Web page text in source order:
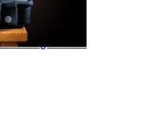
dlaczego warto?